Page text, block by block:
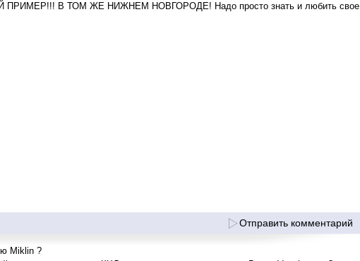
В ТОМ ЖЕ НИЖНЕМ НОВГОРОДЕ! Надо просто знать и любить свое
Отправить комментарий
Miklin ?